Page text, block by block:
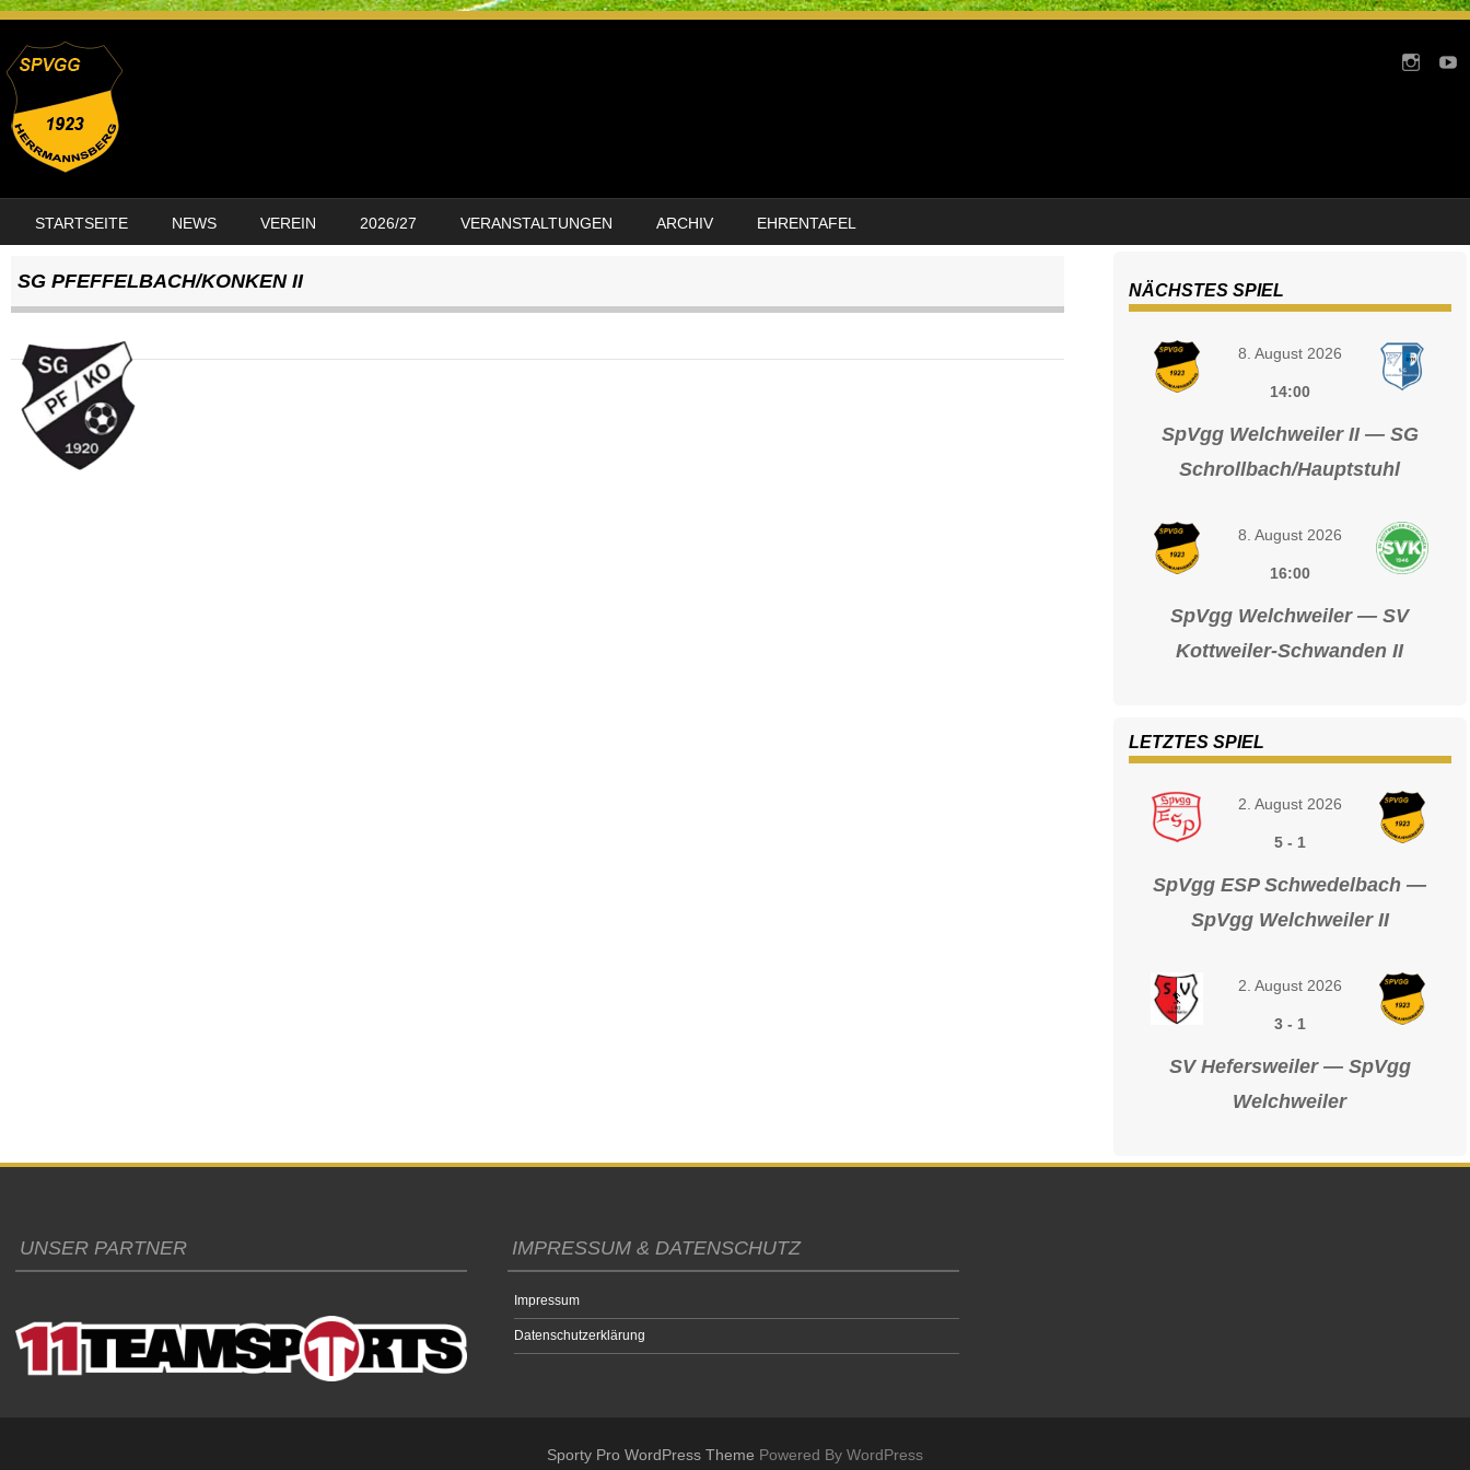
MENU
STARTSEITE NEWS VEREIN 2026/27 VERANSTALTUNGEN ARCHIV EHRENTAFEL
SG PFEFFELBACH/KONKEN II NÄCHSTES SPIEL
8. August 2026
14:00
SpVgg Welchweiler II — SG
Schrollbach/Hauptstuhl
8. August 2026
16:00
SpVgg Welchweiler — SV
Kottweiler-Schwanden II
LETZTES SPIEL
2. August 2026
5- 1
SpVgg ESP Schwedelbach —
SpVgg Welchweiler II
2. August 2026
3- 1
SV Hefersweiler — SpVgg
Welchweiler
UNSER PARTNER IMPRESSUM & DATENSCHUTZ
Impressum
Datenschutzerklärung
Sporty Pro WordPress Theme Powered By WordPress